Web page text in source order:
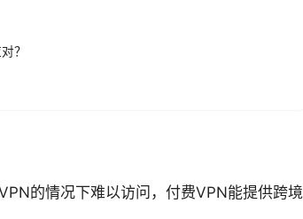
？
的情况下难以访问，付费VPN能提供跨境